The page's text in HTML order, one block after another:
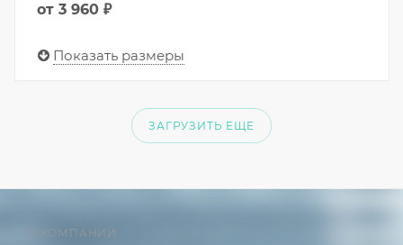
от 3 960 ₽
Показать размеры
ЗАГРУЗИТЬ ЕЩЕ
О КОМПАНИИ